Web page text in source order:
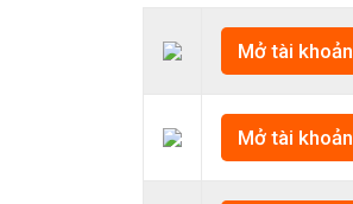
Mở tài khoản
Mở tài khoản